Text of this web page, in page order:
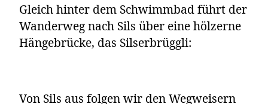
Gleich hinter dem Schwimmbad führt der
Wanderweg nach Sils über eine hölzerne
Hängebrücke, das Silserbrüggli:
Von Sils aus folgen wir den Wegweisern